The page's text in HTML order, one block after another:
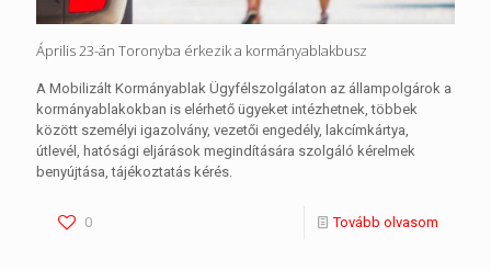
Április 23-án Toronyba érkezik a kormányablakbusz
A Mobilizált Kormányablak Ügyfélszolgálaton az állampolgárok a
kormányablakokban is elérhető ügyeket intézhetnek, többek
között személyi igazolvány, vezetői engedély, lakcímkártya,
útlevél, hatósági eljárások megindítására szolgáló kérelmek
benyújtása, tájékoztatás kérés.
0 Tovább olvasom